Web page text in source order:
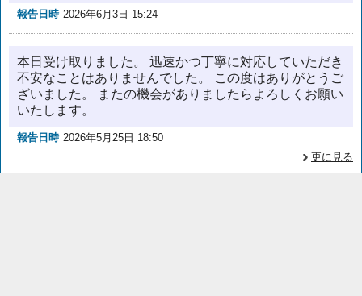
報告日時 2026年6月3日 15:24
本日受け取りました。 迅速かつ丁寧に対応していただき
不安なことはありませんでした。 この度はありがとうご
ざいました。 またの機会がありましたらよろしくお願い
いたします。
報告日時 2026年5月25日 18:50
更に見る